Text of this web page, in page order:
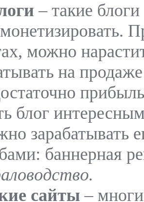
– такие
можно
на
блог
зарабатывать
баннерная
сайты–